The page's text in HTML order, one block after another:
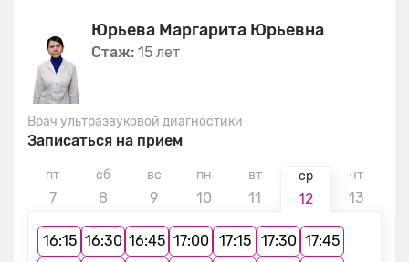
Юрьева Маргарита Юрьевна
Стаж: 15 лет
Врач ультразвуковой диагностики
Записаться на прием
пт
7
сб
8
вс
9
пн
10
вт
11
ср
12
чт
13
16:15 16:30 16:45 17:00 17:15 17:30 17:45